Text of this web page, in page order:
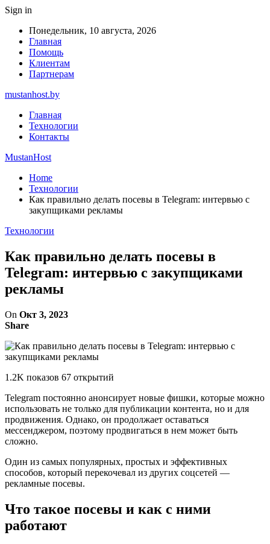
Sign in
Понедельник, 10 августа, 2026
Главная
Помощь
Клиентам
Партнерам
mustanhost.by
Главная
Технологии
Контакты
MustanHost
Home
Технологии
Как правильно делать посевы в Telegram: интервью с
закупщиками рекламы
Технологии
Как правильно делать посевы в
Telegram: интервью с закупщиками
рекламы
On Окт 3, 2023
Share
1.2K показов 67 открытий
Telegram постоянно анонсирует новые фишки, которые можно
использовать не только для публикации контента, но и для
продвижения. Однако, он продолжает оставаться
мессенджером, поэтому продвигаться в нем может быть
сложно.
Один из самых популярных, простых и эффективных
способов, который перекочевал из других соцсетей —
рекламные посевы.
Что такое посевы и как с ними
работают